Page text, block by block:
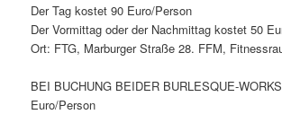
Der Tag kostet 90 Euro/Person
Der Vormittag oder der Nachmittag kostet 50
Ort: FTG, Marburger Straße 28. FFM,
BEI BUCHUNG BEIDER BURLESQUE-
Euro/Person